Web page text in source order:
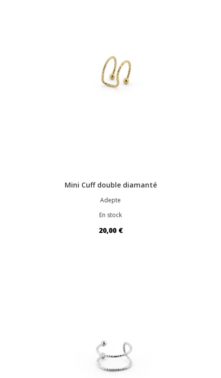
Mini Cuff double diamanté
Adepte
En stock
20,00 €